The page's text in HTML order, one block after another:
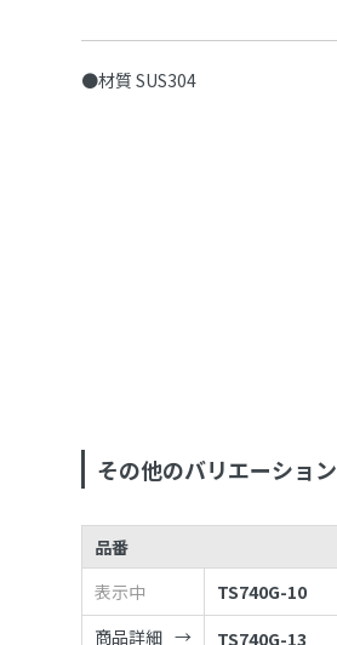
●材質 SUS304
その他のバリエーション
品番
表示中
TS740G-10
商品詳細
TS740G-13